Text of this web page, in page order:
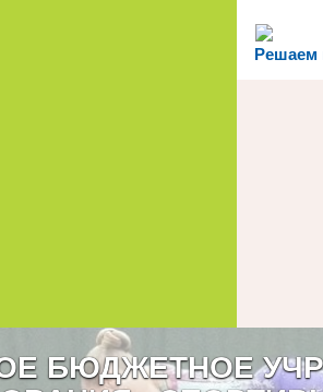
Решаем
БЮДЖЕТНОЕ